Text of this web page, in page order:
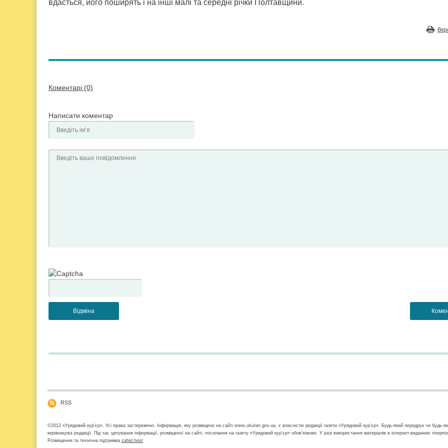
вдасться, його поширять і на інші малі та середні річки Полтавщини.
Коментарі (0)
Написати коментар
RSS
©2012 «Урядовий кур’єр». Усі права застережено. Інформація, яку розміщено на сайті www.ukurier.gov.ua, є власністю редакції газети «Урядовий кур'єр». Будь-який передрук чи будь-
керівництва редакції. Під час цитування інформації, розміщеної на сайті, посилання на газету «Урядовий кур’єр» обов'язкове. У разі використання матеріалів в інтернет-виданнях
Розміщення та технічна підтримка zahid.host